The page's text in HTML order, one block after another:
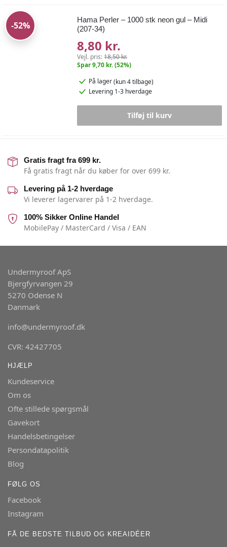
-52%
Hama Perler – 1000 stk neon gul – Midi
(207-34)
8,80 kr.
Vejl. pris:18,50 kr.
Spar 9,70 kr. (52%)
På lager(kun 4 tilbage)
Levering 1-3 hverdage
Tilføj til kurv
Gratis fragt fra 699 kr.
Få gratis fragt når du køber for over 699 kr.
Levering på 1-2 hverdage
Vi leverer lagervarer på 1-2 hverdage.
100% Sikker Online Handel
MobilePay / MasterCard / Visa / EAN
Undermyroof ApS
Bjergfyrvangen 29
5270 Odense N
Danmark
info@undermyroof.dk
CVR: 42427705
HJÆLP
Kundeservice
Om os
Ofte stillede spørgsmål
Gavekort
Handelsbetingelser
Persondatapolitik
Blog
FØLG OS
Facebook
Instagram
FÅ DE BEDSTE TILBUD OG KREAIDÉER